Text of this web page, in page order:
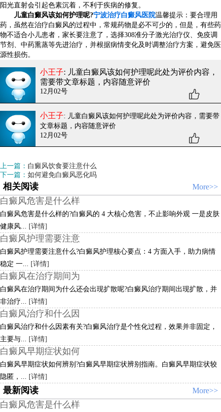
阳光直射会引起色素沉着，不利于疾病的修复。
儿童白癜风该如何护理呢?宁波治疗白癜风医院温馨提示：要合理用
药，虽然在治疗白癜风的过程中，常规药物是必不可少的，但是，有些药
物不适合小儿患者，家长要注意了，选择308准分子激光治疗仪、免疫调
节剂、中药熏蒸等先进治疗，并根据病情变化及时调整治疗方案，避免医
源性损伤。
小王子: 儿童白癜风该如何护理呢此处为评价内容，
需要带文章标题，内容随意评价
12月02号
小王子: 儿童白癜风该如何护理呢此处为评价内容，需要带
文章标题，内容随意评价
12月02号
上一篇： 白癜风饮食要注意什么
下一篇： 如何避免白癜风恶化吗
相关阅读 More>>
白癜风危害是什么样
白癜风危害是什么样的?白癜风的 4 大核心危害，不止影响外观 一是皮肤
健康风...
[详情]
白癜风护理需要注意
白癜风护理需要注意什么?白癜风护理核心要点：4 方面入手，助力病情
稳定 一...
[详情]
白癜风在治疗期间为
白癜风在治疗期间为什么还会出现扩散呢?白癜风治疗期间出现扩散，并
非治疗...
[详情]
白癜风治疗和什么因
白癜风治疗和什么因素有关?白癜风治疗是个性化过程，效果并非固定，
主要与...
[详情]
白癜风早期症状如何
白癜风早期症状如何辨别?白癜风早期症状辨别指南。白癜风早期症状较
隐匿，...
[详情]
最新阅读 More>>
白癜风危害是什么样